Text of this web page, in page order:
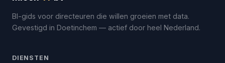
BI-gids voor directeuren die willen groeien met data.
Gevestigd in Doetinchem — actief door heel Nederland.
DIENSTEN